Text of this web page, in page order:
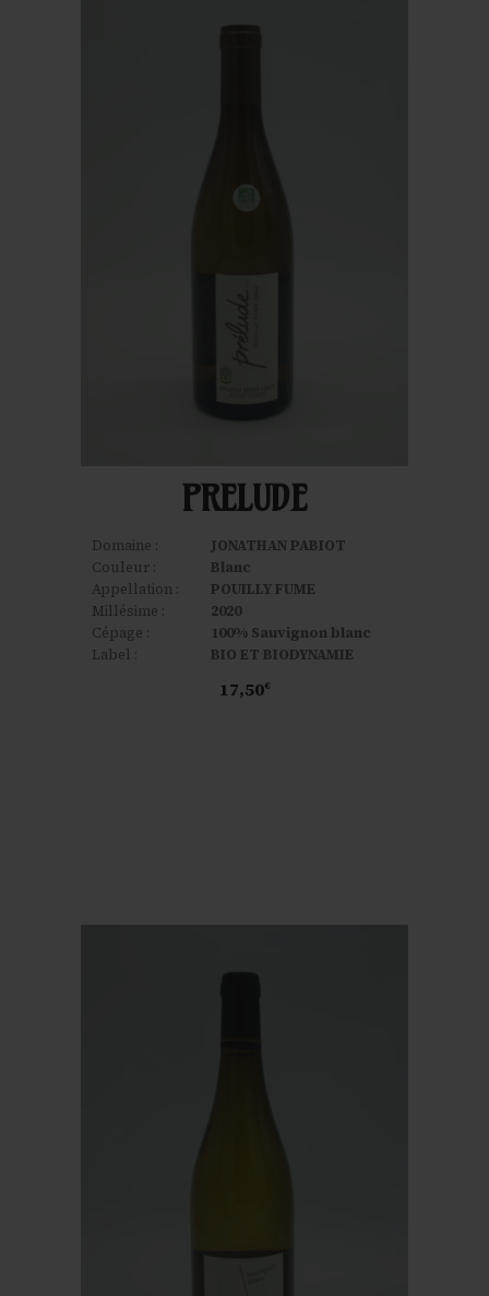
PRELUDE
Domaine :
JONATHAN PABIOT
Couleur :
Blanc
Appellation :
POUILLY FUME
Millésime :
2020
Cépage :
100% Sauvignon blanc
Label :
BIO ET BIODYNAMIE
17,50€